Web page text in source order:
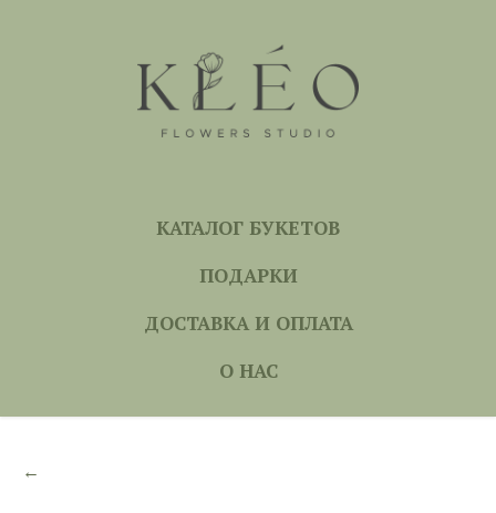
КАТАЛОГ БУКЕТОВ
ПОДАРКИ
ДОСТАВКА И ОПЛАТА
О НАС
←